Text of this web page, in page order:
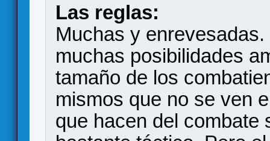
Las reglas:
Muchas y
muchas posibilidades
tamaño de los
mismos que no se ven
que hacen del combate